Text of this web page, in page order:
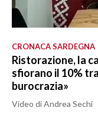
CRONACA SARDEGNA
Ristorazione, la
sfiorano il 10%
burocrazia»
Video di Andrea Sechi